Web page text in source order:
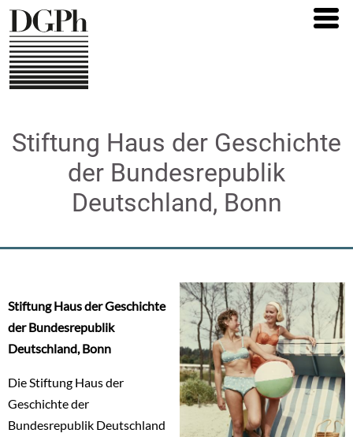
Direkt
zum
Inhalt
Stiftung Haus der Geschichte
der Bundesrepublik
Deutschland, Bonn
Stiftung Haus der Geschichte
der Bundesrepublik
Deutschland, Bonn
Die Stiftung Haus der
Geschichte der
Bundesrepublik Deutschland